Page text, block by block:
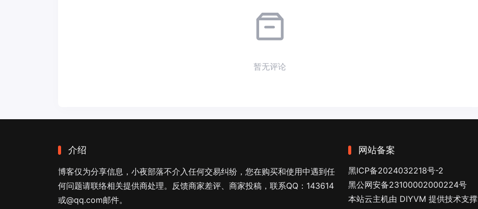
暂无评论
介绍
博客仅为分享信息，小夜部落不介入任何交易纠纷，您在购买和使用中遇到任
何问题请联络相关提供商处理。反馈商家差评、商家投稿，联系QQ：143614
或@qq.com邮件。
网站备案
黑ICP备2024032218号-2
黑公网安备23100002000224号
本站云主机由 DIYVM 提供技术支撑